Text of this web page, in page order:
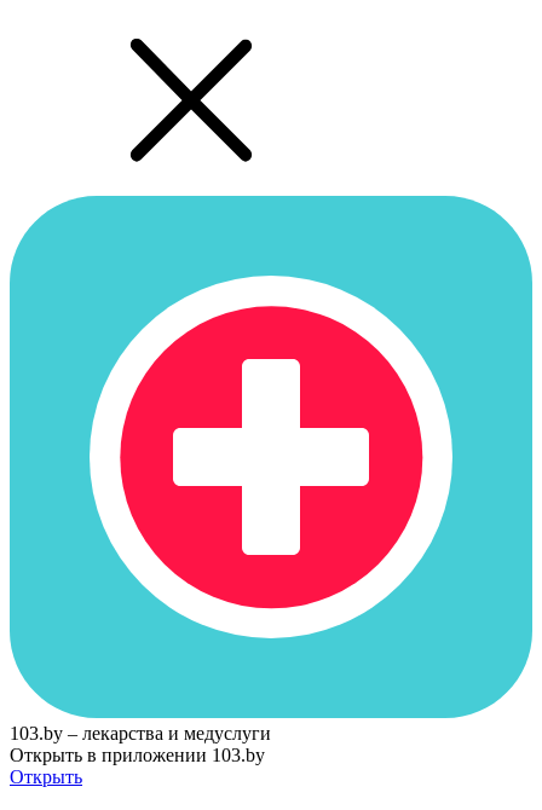
103.by – лекарства и медуслуги
Открыть в приложении 103.by
Открыть